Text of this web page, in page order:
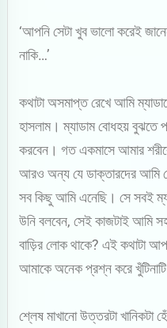
‘আপনি সেটা খুব ভালো করেই
নাকি…’
কথাটা অসমাপ্ত রেখে আমি
হাসলাম। ম্যাডাম বোধহয় বুঝতে
করবেন। গত একমাসে আমার
আরও অন্য যে ডাক্তারদের আমি
সব কিছু আমি এনেছি। সে সবই
উনি বলবেন, সেই কাজটাই আমি
বাড়ির লোক থাকে? এই কথাটা
আমাকে অনেক প্রশ্ন করে
শ্লেষ মাখানো উত্তরটা খানিকটা